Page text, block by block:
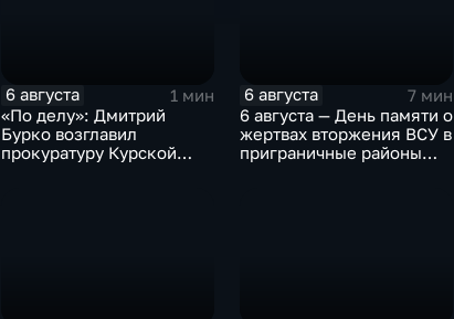
6 августа
1 мин
«По делу»: Дмитрий
Бурко возглавил
прокуратуру Курской
6 августа
7 мин
6 августа — День памяти о
жертвах вторжения ВСУ в
приграничные районы